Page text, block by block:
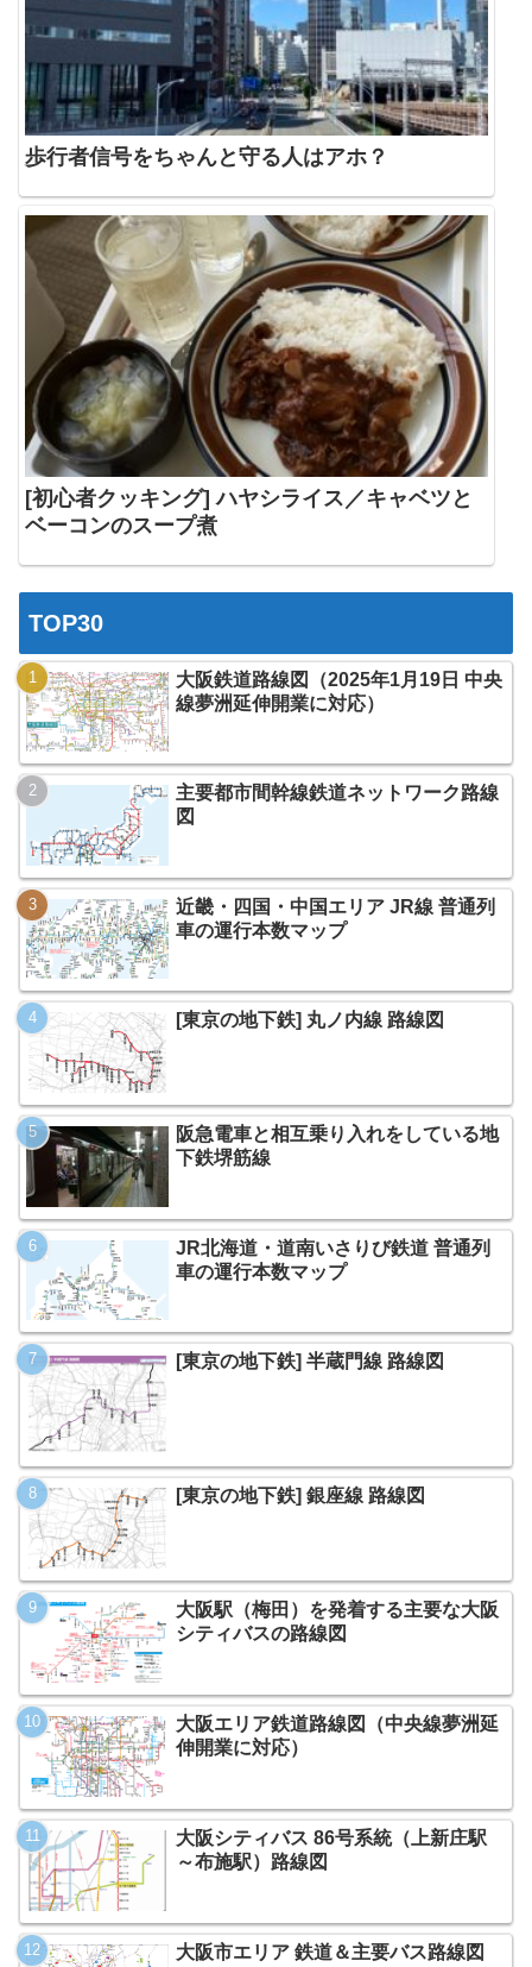
歩行者信号をちゃんと守る人はアホ？
[初心者クッキング] ハヤシライス／キャベツと
ベーコンのスープ煮
TOP30
大阪鉄道路線図（2025年1月19日 中央
線夢洲延伸開業に対応）
主要都市間幹線鉄道ネットワーク路線
図
近畿・四国・中国エリア JR線 普通列
車の運行本数マップ
[東京の地下鉄] 丸ノ内線 路線図
阪急電車と相互乗り入れをしている地
下鉄堺筋線
JR北海道・道南いさりび鉄道 普通列
車の運行本数マップ
[東京の地下鉄] 半蔵門線 路線図
[東京の地下鉄] 銀座線 路線図
大阪駅（梅田）を発着する主要な大阪
シティバスの路線図
大阪エリア鉄道路線図（中央線夢洲延
伸開業に対応）
大阪シティバス 86号系統（上新庄駅
～布施駅）路線図
大阪市エリア 鉄道＆主要バス路線図